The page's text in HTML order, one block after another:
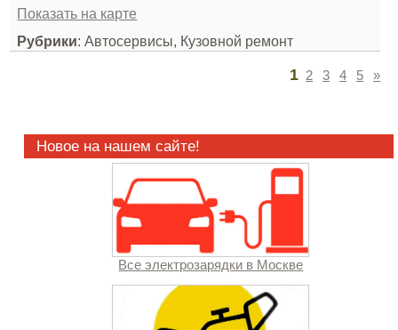
Показать на карте
Рубрики: Автосервисы, Кузовной ремонт
1 2 3 4 5 »
Новое на нашем сайте!
Все электрозарядки в Москве